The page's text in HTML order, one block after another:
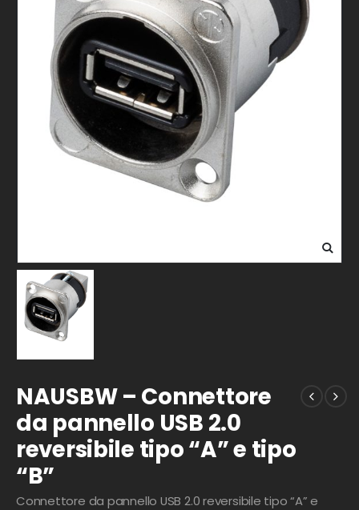
NAUSBW – Connettore
da pannello USB 2.0
reversibile tipo “A” e tipo
“B”
Connettore da pannello USB 2.0 reversibile tipo “A” e